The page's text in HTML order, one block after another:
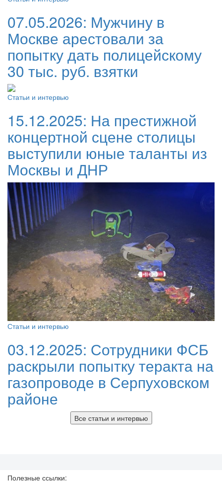
07.05.2026: Мужчину в
Москве арестовали за
попытку дать полицейскому
30 тыс. руб. взятки
Статьи и интервью
15.12.2025: На престижной
концертной сцене столицы
выступили юные таланты из
Москвы и ДНР
Статьи и интервью
03.12.2025: Сотрудники ФСБ
раскрыли попытку теракта на
газопроводе в Серпуховском
районе
Все статьи и интервью
Полезные ссылки: